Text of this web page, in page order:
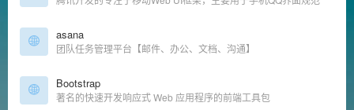
asana
团队任务管理平台【邮件、办公、文档、沟通】
Bootstrap
著名的快速开发响应式 Web 应用程序的前端工具包